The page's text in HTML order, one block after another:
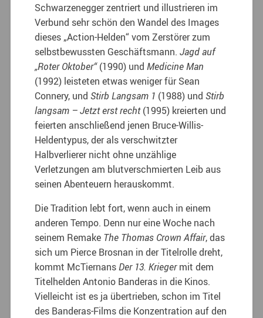
Schwarzenegger zentriert und illustrieren im
Verbund sehr schön den Wandel des Images
dieses „Action-Helden“ vom Zerstörer zum
selbstbewussten Geschäftsmann. Jagd auf
„Roter Oktober“(1990) undMedicine Man
(1992) leisteten etwas weniger für Sean
Connery, undStirb Langsam 1 (1988) undStirb
langsam – Jetzt erst recht(1995) kreierten und
feierten anschließend jenen Bruce-Willis-
Heldentypus, der als verschwitzter
Halbverlierer nicht ohne unzählige
Verletzungen am blutverschmierten Leib aus
seinen Abenteuern herauskommt.
Die Tradition lebt fort, wenn auch in einem
anderen Tempo. Denn nur eine Woche nach
seinem Remake The Thomas Crown Affair, das
sich um Pierce Brosnan in der Titelrolle dreht,
kommt McTiernansDer 13. Kriegermit dem
Titelhelden Antonio Banderas in die Kinos.
Vielleicht ist es ja übertrieben, schon im Titel
des Banderas-Films die Konzentration auf den